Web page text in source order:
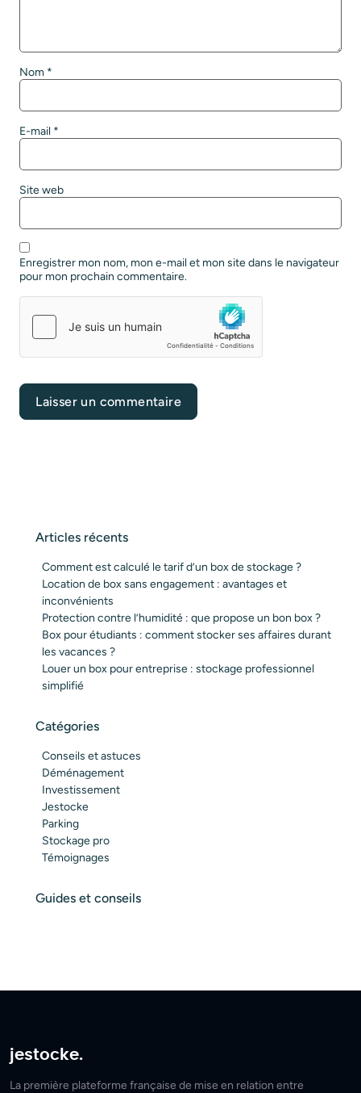
Nom *
E-mail *
Site web
Enregistrer mon nom, mon e-mail et mon site dans le navigateur
pour mon prochain commentaire.
Articles récents
Comment est calculé le tarif d’un box de stockage ?
Location de box sans engagement : avantages et
inconvénients
Protection contre l’humidité : que propose un bon box ?
Box pour étudiants : comment stocker ses affaires durant
les vacances ?
Louer un box pour entreprise : stockage professionnel
simplifié
Catégories
Conseils et astuces
Déménagement
Investissement
Jestocke
Parking
Stockage pro
Témoignages
Guides et conseils
jestocke.
La première plateforme française de mise en relation entre